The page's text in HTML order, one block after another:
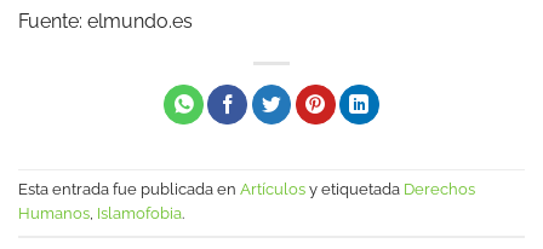
Fuente: elmundo.es
Esta entrada fue publicada en Artículos y etiquetada Derechos
Humanos, Islamofobia.